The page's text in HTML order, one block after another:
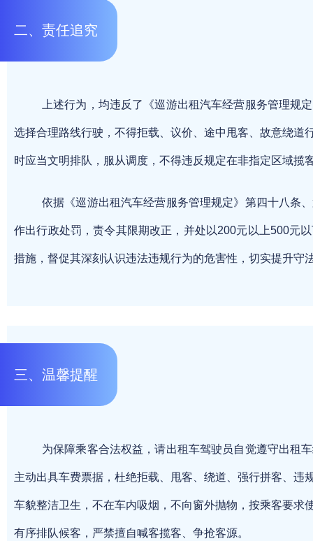
二、责任追究
上述行为，均违反了《巡游出租汽车经营服务管理规
选择合理路线行驶，不得拒载、议价、途中甩客、故意绕
时应当文明排队，服从调度，不得违反规定在非指定区域
依据《巡游出租汽车经营服务管理规定》第四十八条
作出行政处罚，责令其限期改正，并处以200元以上500元
措施，督促其深刻认识违法违规行为的危害性，切实提升守
三、温馨提醒
为保障乘客合法权益，请出租车驾驶员自觉遵守出租
主动出具车费票据，杜绝拒载、甩客、绕道、强行拼客、
车貌整洁卫生，不在车内吸烟，不向窗外抛物，按乘客要
有序排队候客，严禁擅自喊客揽客、争抢客源。